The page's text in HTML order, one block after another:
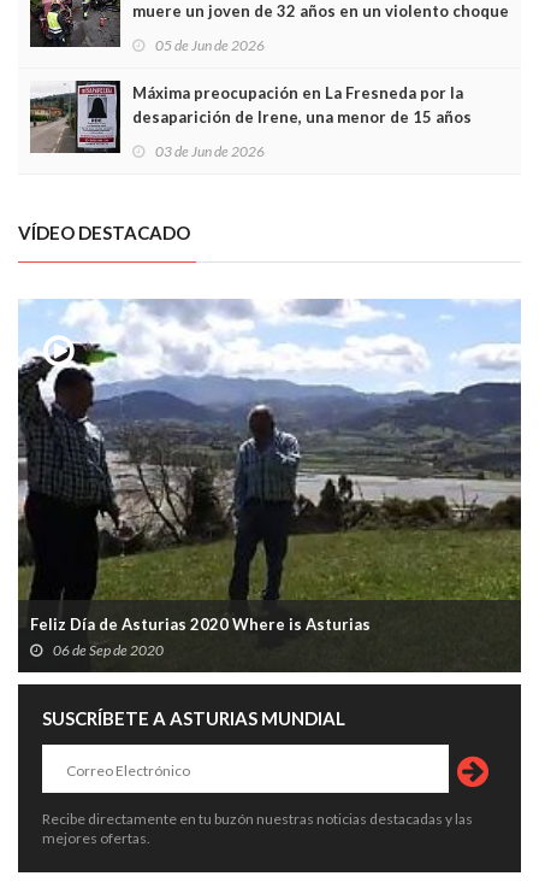
muere un joven de 32 años en un violento choque
frontal
05 de Jun de 2026
Máxima preocupación en La Fresneda por la
desaparición de Irene, una menor de 15 años
03 de Jun de 2026
VÍDEO DESTACADO
Feliz Día de Asturias 2020 Where is Asturias
06 de Sep de 2020
SUSCRÍBETE A ASTURIAS MUNDIAL
Recibe directamente en tu buzón nuestras noticias destacadas y las
mejores ofertas.